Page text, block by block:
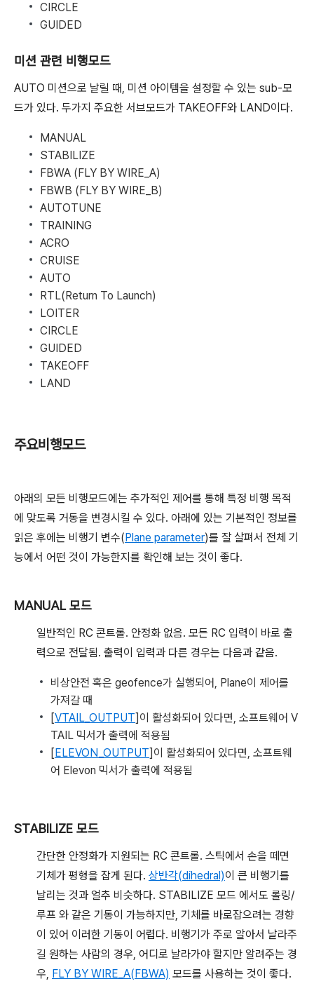
CIRCLE
GUIDED
미션 관련 비행모드
AUTO 미션으로 날릴 때, 미션 아이템을 설정할 수 있는 sub-모
드가 있다. 두가지 주요한 서브모드가 TAKEOFF와 LAND이다.
MANUAL
STABILIZE
FBWA (FLY BY WIRE_A)
FBWB (FLY BY WIRE_B)
AUTOTUNE
TRAINING
ACRO
CRUISE
AUTO
RTL(Return To Launch)
LOITER
CIRCLE
GUIDED
TAKEOFF
LAND
주요비행모드
아래의 모든 비행모드에는 추가적인 제어를 통해 특정 비행 목적
에 맞도록 거동을 변경시킬 수 있다. 아래에 있는 기본적인 정보를
읽은 후에는 비행기 변수(Plane parameter)를 잘 살펴서 전체 기
능에서 어떤 것이 가능한지를 확인해 보는 것이 좋다.
MANUAL 모드
일반적인 RC 콘트롤. 안정화 없음. 모든 RC 입력이 바로 출
력으로 전달됨. 출력이 입력과 다른 경우는 다음과 같음.
비상안전 혹은 geofence가 실행되어, Plane이 제어를
가져갈 때
[VTAIL_OUTPUT]이 활성화되어 있다면, 소프트웨어 V
TAIL 믹서가 출력에 적용됨
[ELEVON_OUTPUT]이 활성화되어 있다면, 소프트웨
어 Elevon 믹서가 출력에 적용됨
STABILIZE 모드
간단한 안정화가 지원되는 RC 콘트롤. 스틱에서 손을 떼면
기체가 평형을 잡게 된다. 상반각(dihedral)이 큰 비행기를
날리는 것과 얼추 비슷하다. STABILIZE 모드 에서도 롤링/
루프 와 같은 기동이 가능하지만, 기체를 바로잡으려는 경향
이 있어 이러한 기동이 어렵다. 비행기가 주로 알아서 날라주
길 원하는 사람의 경우, 어디로 날라가야 할지만 알려주는 경
우, FLY BY WIRE_A(FBWA) 모드를 사용하는 것이 좋다.